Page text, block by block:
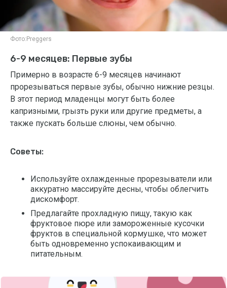
Фото: Preggers
6-9 месяцев: Первые зубы
Примерно в возрасте 6-9 месяцев начинают
прорезываться первые зубы, обычно нижние резцы.
В этот период младенцы могут быть более
капризными, грызть руки или другие предметы, а
также пускать больше слюны, чем обычно.
Советы:
Используйте охлажденные прорезыватели или
аккуратно массируйте десны, чтобы облегчить
дискомфорт.
Предлагайте прохладную пищу, такую как
фруктовое пюре или замороженные кусочки
фруктов в специальной кормушке, что может
быть одновременно успокаивающим и
питательным.